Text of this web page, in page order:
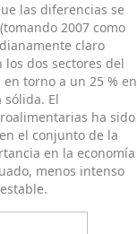
las diferencias se
2007 como
claro
los dos sectores del
torno a un 25 % en
sólida. El
ha sido
el conjunto de la
en la economía
menos intenso